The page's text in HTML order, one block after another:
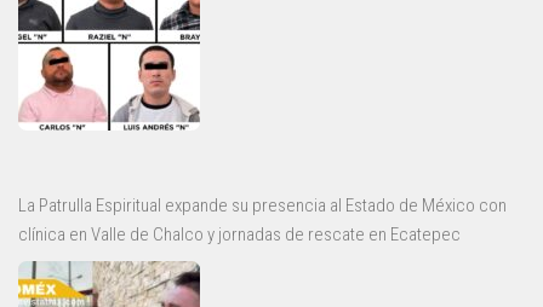
La Patrulla Espiritual expande su presencia al Estado de México con
clínica en Valle de Chalco y jornadas de rescate en Ecatepec